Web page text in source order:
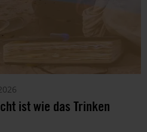
ist wie das Trinken